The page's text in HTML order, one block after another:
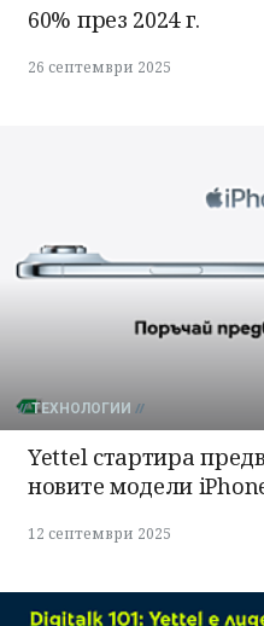
60% през 2024 г.
26 септември 2025
ТЕХНОЛОГИИ
Yettel стартира
новите модели
12 септември 2025